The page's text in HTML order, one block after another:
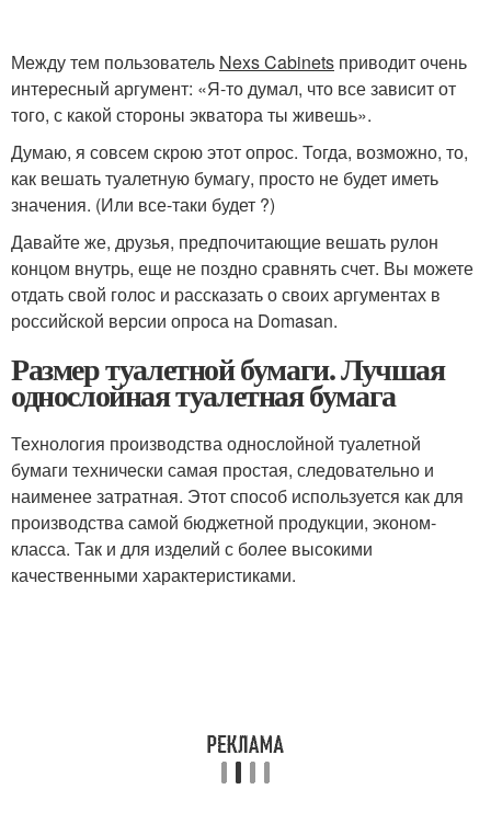
Между тем пользователь Nexs Cabinets приводит очень
интересный аргумент: «Я-то думал, что все зависит от
того, с какой стороны экватора ты живешь».
Думаю, я совсем скрою этот опрос. Тогда, возможно, то,
как вешать туалетную бумагу, просто не будет иметь
значения. (Или все-таки будет ?)
Давайте же, друзья, предпочитающие вешать рулон
концом внутрь, еще не поздно сравнять счет. Вы можете
отдать свой голос и рассказать о своих аргументах в
российской версии опроса на Domasan.
Размер туалетной бумаги. Лучшая
однослойная туалетная бумага
Технология производства однослойной туалетной
бумаги технически самая простая, следовательно и
наименее затратная. Этот способ используется как для
производства самой бюджетной продукции, эконом-
класса. Так и для изделий с более высокими
качественными характеристиками.